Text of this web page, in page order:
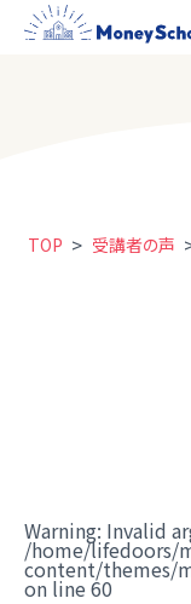
TOP > 受講者の声
Warning: Invalid
/home/lifedoors/
content/themes/
on line 60